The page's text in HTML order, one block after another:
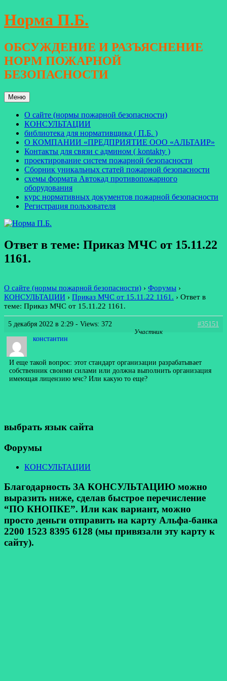
Перейти
к
Норма П.Б.
ОБСУЖДЕНИЕ И РАЗЪЯСНЕНИЕ
НОРМ ПОЖАРНОЙ
БЕЗОПАСНОСТИ
Меню
О сайте (нормы пожарной безопасности)
КОНСУЛЬТАЦИИ
библиотека для нормативщика ( П.Б. )
О КОМПАНИИ «ПРЕДПРИЯТИЕ ООО «АЛЬТАИР»
Контакты для связи с админом ( kontakty )
проектирование систем пожарной безопасности
Сборник уникальных статей пожарной безопасности
схемы формата Автокад противопожарного
оборудования
курс нормативных документов пожарной безопасности
Регистрация пользователя
Ответ в теме: Приказ МЧС от 15.11.22
1161.
О сайте (нормы пожарной безопасности) › Форумы ›
КОНСУЛЬТАЦИИ › Приказ МЧС от 15.11.22 1161. › Ответ в
теме: Приказ МЧС от 15.11.22 1161.
5 декабря 2022 в 2:29 - Views: 372
#35151
константин
Участник
И еще такой вопрос: этот стандарт организации разрабатывает
собственник своими силами или должна выполнить организация
имеющая лицензию мчс? Или какую то еще?
выбрать язык сайта
Форумы
КОНСУЛЬТАЦИИ
Благодарность ЗА КОНСУЛЬТАЦИЮ можно
выразить ниже, сделав быстрое перечисление
“ПО КНОПКЕ”. Или как вариант, можно
просто деньги отправить на карту Альфа-банка
2200 1523 8395 6128 (мы привязали эту карту к
сайту).